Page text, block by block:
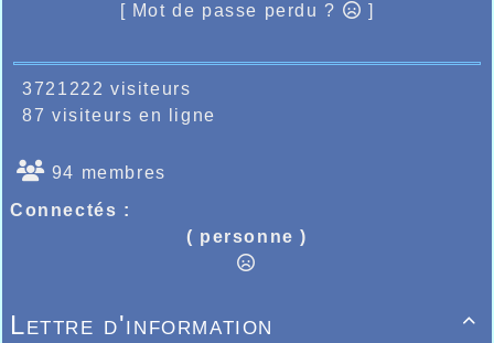
[ Mot de passe perdu ? ]
3721222 visiteurs
87 visiteurs en ligne
94 membres
Connectés :
( personne )

Lettre d'information